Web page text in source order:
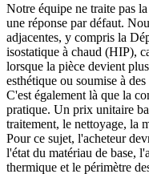
Notre équipe ne traite pas
une réponse par défaut.
adjacentes, y compris la
isostatique à chaud (HIP),
lorsque la pièce devient
esthétique ou soumise à
C'est également là que la
pratique. Un prix unitaire
traitement, le nettoyage, la
Pour ce sujet, l'acheteur
l'état du matériau de base,
thermique et le périmètre